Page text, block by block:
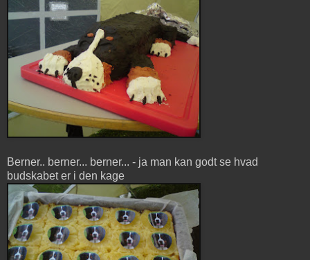
Berner.. berner... berner... - ja man kan godt se hvad
budskabet er i den kage